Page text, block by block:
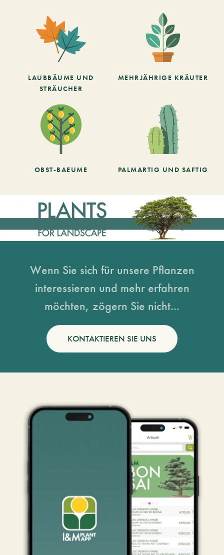
LAUBBÄUME UND
STRÄUCHER
MEHRJÄHRIGE KRÄUTER
OBST-BAEUME PALMARTIG UND SAFTIG
Wenn Sie sich für unsere Pflanzen
interessieren und mehr erfahren
möchten, zögern Sie nicht...
KONTAKTIEREN SIE UNS